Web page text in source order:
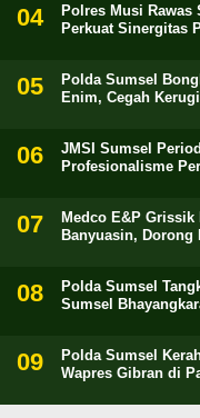
Polres Musi
Perkuat Sinergitas
Polda Sumsel
Enim, Cegah
JMSI Sumsel
Profesionalisme
Medco E&P
Banyuasin, Dorong
Polda Sumsel
Sumsel
Polda Sumsel
Wapres Gibran di